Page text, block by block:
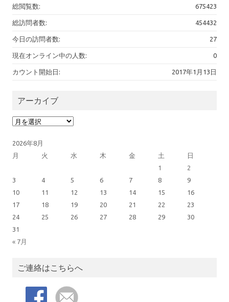
675423
総閲覧数:
454432
総訪問者数:
27
今日の訪問者数:
0
現在オンライン中の人数:
2017年1月13日
カウント開始日:
アーカイブ
アーカイブ
2026年8月
月
火 水 木 金 土 日
« 7月
1
2
3
4 5 6 7 8
9
10
11 12 13 14 15
16
17
18 19 20 21 22
23
24
25 26 27 28 29
30
31
ご連絡はこちらへ